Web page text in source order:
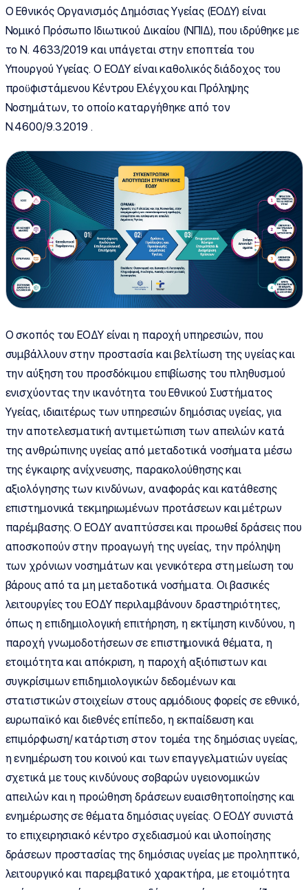
O Εθνικός Οργανισμός Δημόσιας Υγείας (ΕΟΔΥ) είναι
Νομικό Πρόσωπο Ιδιωτικού Δικαίου (ΝΠΙΔ), που ιδρύθηκε με
το Ν. 4633/2019 και υπάγεται στην εποπτεία του
Υπουργού Υγείας. Ο ΕΟΔΥ είναι καθολικός διάδοχος του
προϋφιστάμενου Κέντρου Ελέγχου και Πρόληψης
Νοσημάτων, το οποίο καταργήθηκε από τον
Ν.4600/9.3.2019 .
O σκοπός του ΕΟΔΥ είναι η παροχή υπηρεσιών, που
συμβάλλουν στην προστασία και βελτίωση της υγείας και
την αύξηση του προσδόκιμου επιβίωσης του πληθυσμού
ενισχύοντας την ικανότητα του Εθνικού Συστήματος
Υγείας, ιδιαιτέρως των υπηρεσιών δημόσιας υγείας, για
την αποτελεσματική αντιμετώπιση των απειλών κατά
της ανθρώπινης υγείας από μεταδοτικά νοσήματα μέσω
της έγκαιρης ανίχνευσης, παρακολούθησης και
αξιολόγησης των κινδύνων, αναφοράς και κατάθεσης
επιστημονικά τεκμηριωμένων προτάσεων και μέτρων
παρέμβασης. Ο ΕΟΔΥ αναπτύσσει και προωθεί δράσεις που
αποσκοπούν στην προαγωγή της υγείας, την πρόληψη
των χρόνιων νοσημάτων και γενικότερα στη μείωση του
βάρους από τα μη μεταδοτικά νοσήματα. Οι βασικές
λειτουργίες του ΕΟΔΥ περιλαμβάνουν δραστηριότητες,
όπως η επιδημιολογική επιτήρηση, η εκτίμηση κινδύνου, η
παροχή γνωμοδοτήσεων σε επιστημονικά θέματα, η
ετοιμότητα και απόκριση, η παροχή αξιόπιστων και
συγκρίσιμων επιδημιολογικών δεδομένων και
στατιστικών στοιχείων στους αρμόδιους φορείς σε εθνικό,
ευρωπαϊκό και διεθνές επίπεδο, η εκπαίδευση και
επιμόρφωση/ κατάρτιση στον τομέα της δημόσιας υγείας,
η ενημέρωση του κοινού και των επαγγελματιών υγείας
σχετικά με τους κινδύνους σοβαρών υγειονομικών
απειλών και η προώθηση δράσεων ευαισθητοποίησης και
ενημέρωσης σε θέματα δημόσιας υγείας. Ο ΕΟΔΥ συνιστά
το επιχειρησιακό κέντρο σχεδιασμού και υλοποίησης
δράσεων προστασίας της δημόσιας υγείας με προληπτικό,
λειτουργικό και παρεμβατικό χαρακτήρα, με ετοιμότητα